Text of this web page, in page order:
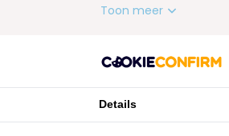
Toon meer
Details